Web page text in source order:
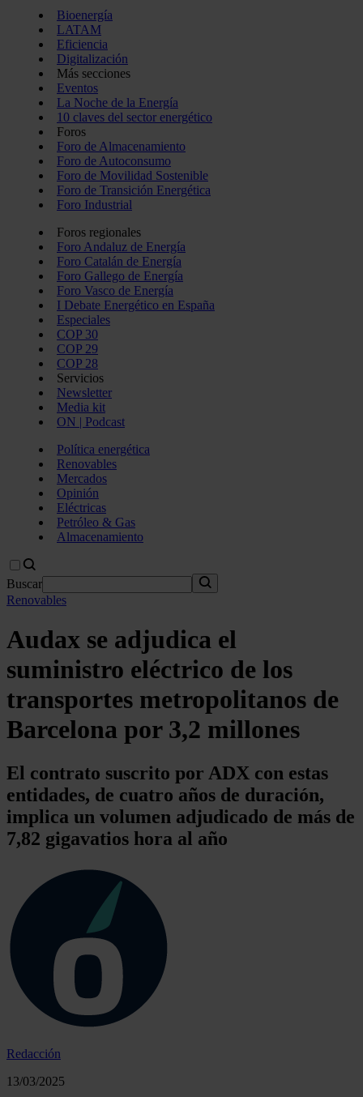
Bioenergía
LATAM
Eficiencia
Digitalización
Más secciones
Eventos
La Noche de la Energía
10 claves del sector energético
Foros
Foro de Almacenamiento
Foro de Autoconsumo
Foro de Movilidad Sostenible
Foro de Transición Energética
Foro Industrial
Foros regionales
Foro Andaluz de Energía
Foro Catalán de Energía
Foro Gallego de Energía
Foro Vasco de Energía
I Debate Energético en España
Especiales
COP 30
COP 29
COP 28
Servicios
Newsletter
Media kit
ON | Podcast
Política energética
Renovables
Mercados
Opinión
Eléctricas
Petróleo & Gas
Almacenamiento
Buscar
Renovables
Audax se adjudica el
suministro eléctrico de los
transportes metropolitanos de
Barcelona por 3,2 millones
El contrato suscrito por ADX con estas
entidades, de cuatro años de duración,
implica un volumen adjudicado de más de
7,82 gigavatios hora al año
Redacción
13/03/2025